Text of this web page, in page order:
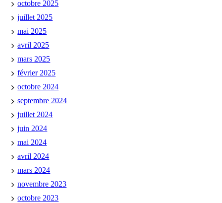
octobre 2025
juillet 2025
mai 2025
avril 2025
mars 2025
février 2025
octobre 2024
septembre 2024
juillet 2024
juin 2024
mai 2024
avril 2024
mars 2024
novembre 2023
octobre 2023